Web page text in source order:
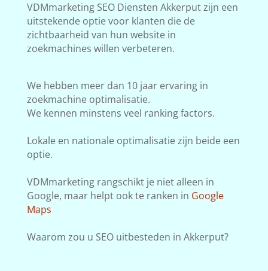
VDMmarketing SEO Diensten Akkerput zijn een
uitstekende optie voor klanten die de
zichtbaarheid van hun website in
zoekmachines willen verbeteren.
We hebben meer dan 10 jaar ervaring in
zoekmachine optimalisatie.
We kennen minstens veel ranking factors.
Lokale en nationale optimalisatie zijn beide een
optie.
VDMmarketing rangschikt je niet alleen in
Google, maar helpt ook te ranken in Google
Maps
Waarom zou u SEO uitbesteden in Akkerput?